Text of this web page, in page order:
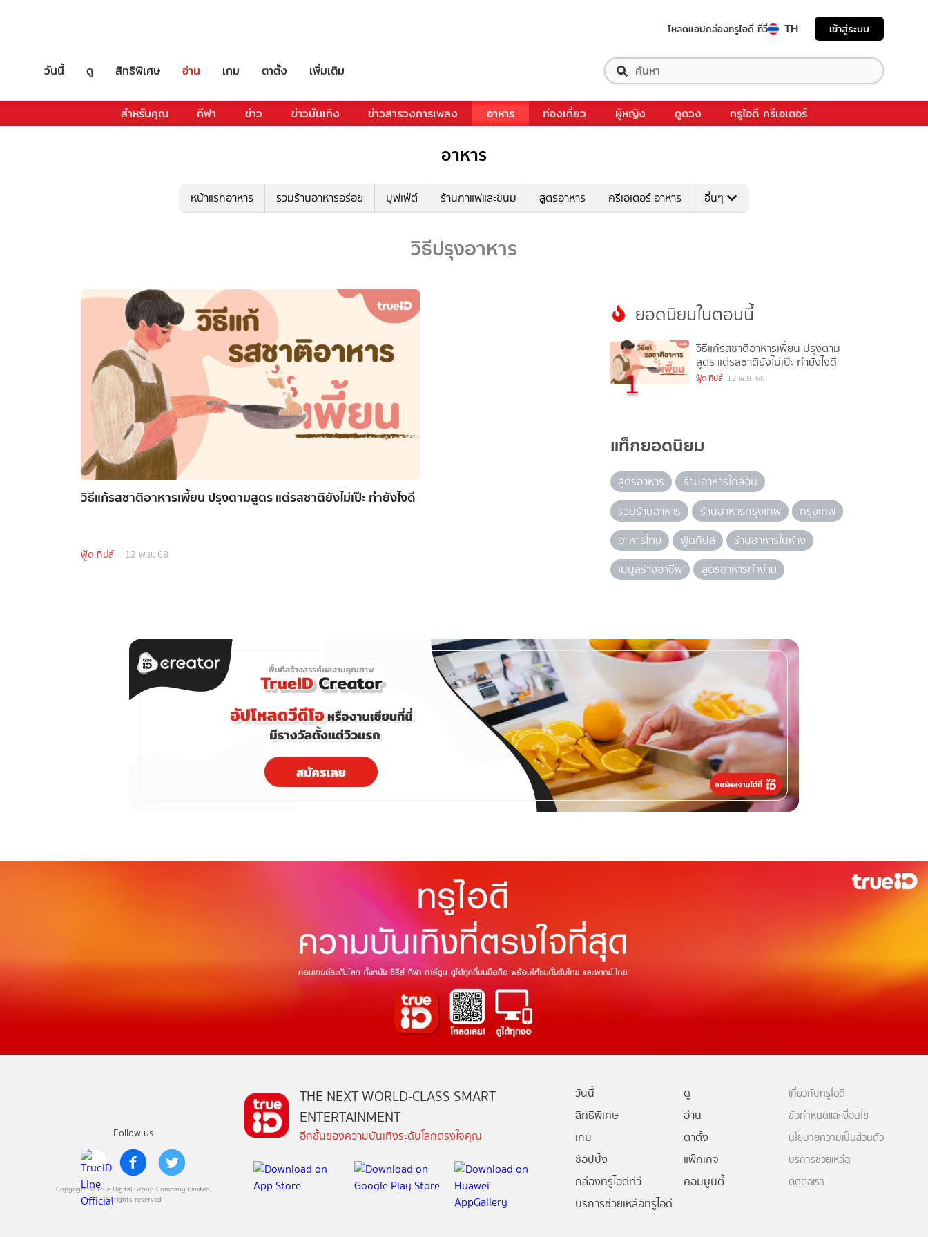
โหลดแอปกล่องทรูไอดี ทีวี TH เข้าสู่ระบบ
วันนี้ ดู สิทธิพิเศษ อ่าน เกม ตาตั้ง เพิ่มเติม
สำหรับคุณ กีฬา ข่าว ข่าวบันเทิง ข่าวสารวงการเพลง อาหาร ท่องเที่ยว ผู้หญิง ดูดวง ทรูไอดี ครีเอเตอร์
อาหาร
หน้าแรกอาหาร รวมร้านอาหารอร่อย บุฟเฟ่ต์ ร้านกาแฟและขนม สูตรอาหาร ครีเอเตอร์ อาหาร อื่นๆ
วิธีปรุงอาหาร
วิธีแก้รสชาติอาหารเพี้ยน ปรุงตามสูตร แต่รสชาติยังไม่เป๊ะ ทำยังไงดี
ฟู้ด ทิปส์ 12 พ.ย. 68
ยอดนิยมในตอนนี้
1
วิธีแก้รสชาติอาหารเพี้ยน ปรุงตาม
สูตร แต่รสชาติยังไม่เป๊ะ ทำยังไงดี
ฟู้ด ทิปส์ 12 พ.ย. 68
แท็กยอดนิยม
สูตรอาหาร
ร้านอาหารใกล้ฉัน
รวมร้านอาหาร
ร้านอาหารกรุงเทพ
กรุงเทพ
อาหารไทย
ฟู้ดทิปส์
ร้านอาหารในห้าง
เมนูสร้างอาชีพ
สูตรอาหารทำง่าย
Follow us
Copyright © True Digital Group Company Limited.
All rights reserved
THE NEXT WORLD-CLASS SMART
ENTERTAINMENT
อีกขั้นของความบันเทิงระดับโลกตรงใจคุณ
วันนี้
ดู
สิทธิพิเศษ
อ่าน
เกม
ตาตั้ง
ช้อปปิ้ง
แพ็กเกจ
กล่องทรูไอดีทีวี
คอมมูนิตี้
บริการช่วยเหลือทรูไอดี
เกี่ยวกับทรูไอดี
ข้อกำหนดและเงื่อนไข
นโยบายความเป็นส่วนตัว
บริการช่วยเหลือ
ติดต่อเรา